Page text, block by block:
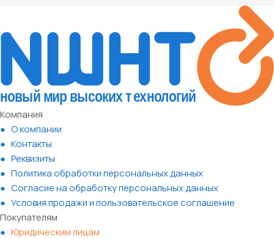
Компания
О компании
Контакты
Реквизиты
Политика обработки персональных данных
Согласие на обработку персональных данных
Условия продажи и пользовательское соглашение
Покупателям
Юридическим лицам